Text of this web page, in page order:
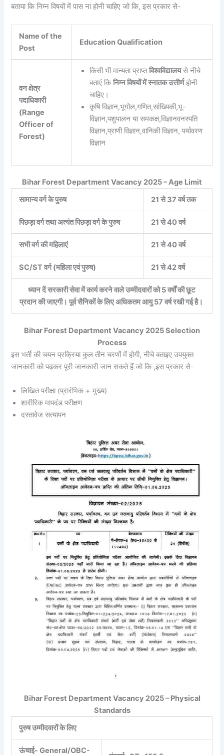
बताया कि निम्न विषयों में पास ना होनी चाहिए जो कि, इस प्रकार से-
Name of the
Post
Education Qualification
वन क्षेत्र
पदाधिकारी
(Range
Officer of
Forest)
किसी भी मान्यता प्राप्तविश्वविद्यालयसे नीचे
बताएं किनिम्न विषयों में स्नातक उत्तीर्णहोनी
चाहिए।
कृषि विज्ञान,भूगोल,गणित,सांख्यिकी,भू-
विज्ञान,पशुपालन या समकक्ष,विज्ञानवनस्पति
विज्ञान,प्राणी विज्ञान,वानिकी विज्ञान, पर्यावरण
विज्ञान
Bihar Forest Department Vacancy 2025 – Age Limit
सामान्य वर्ग के पुरुष
21 से 37 वर्ष तक
पिछड़ा वर्ग तथा अत्यंत पिछड़ा वर्ग के पुरुष 21 से 40 वर्ष
सभी वर्ग की महिलाएं 21 से 40 वर्ष
SC/ST वर्ग (महिला एवं पुरुष) 21 से 42 वर्ष
ध्यान दें सरकारी सेवा में कार्य करने वाले उम्मीदवारों को 5 वर्षों की छूट
प्रदान की जाएगी। पूर्व सैनिकों के लिए अधिकतम आयु 57 वर्ष रखी गई है।
Bihar Forest Department Vacancy 2025 Selection
Process
इस भर्ती की चयन प्रक्रिया कुल तीन चरणों में होगी, नीचे बताइए उपयुक्त
जानकारी को पढ़कर पूरी जानकारी जान सकते हैं जो कि ,इस प्रकार से-
लिखित परीक्षा (प्रारंभिक + मुख्य)
शारीरिक मापदंड परीक्षण
दस्तावेज सत्यापन
Bihar Forest Department Vacancy 2025 – Physical
Standards
पुरुष उम्मीदवारों के लिए
ऊंचाई- General/OBC-